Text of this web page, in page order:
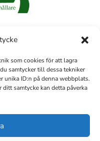
som cookies för att lagra
samtycker till dessa tekniker
unika ID:n på denna webbplats.
samtycke kan detta påverka
om vårt häststall och